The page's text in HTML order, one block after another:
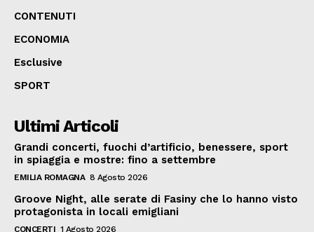
CONTENUTI
ECONOMIA
Esclusive
SPORT
Ultimi Articoli
Grandi concerti, fuochi d’artificio, benessere, sport
in spiaggia e mostre: fino a settembre
EMILIA ROMAGNA 8 Agosto 2026
Groove Night, alle serate di Fasiny che lo hanno visto
protagonista in locali emigliani
CONCERTI 1 Agosto 2026